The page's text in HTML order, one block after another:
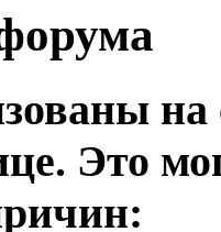
на
Это